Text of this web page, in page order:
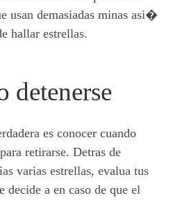
usan demasiadas minas asi�
hallar estrellas.
detenerse
es conocer cuando
retirarse. Detras de
varias estrellas, evalua tus
decide a en caso de que el